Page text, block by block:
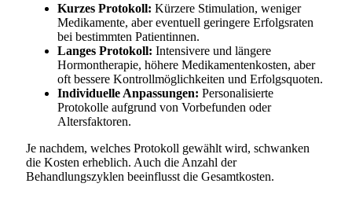
Kurzes Protokoll: Kürzere Stimulation, weniger
Medikamente, aber eventuell geringere Erfolgsraten
bei bestimmten Patientinnen.
Langes Protokoll: Intensivere und längere
Hormontherapie, höhere Medikamentenkosten, aber
oft bessere Kontrollmöglichkeiten und Erfolgsquoten.
Individuelle Anpassungen: Personalisierte
Protokolle aufgrund von Vorbefunden oder
Altersfaktoren.
Je nachdem, welches Protokoll gewählt wird, schwanken
die Kosten erheblich. Auch die Anzahl der
Behandlungszyklen beeinflusst die Gesamtkosten.